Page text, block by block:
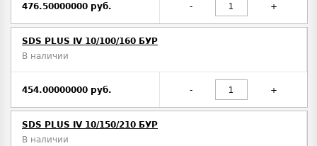
476.50000000 руб. - +
SDS PLUS IV 10/100/160 БУР
В наличии
454.00000000 руб. - +
SDS PLUS IV 10/150/210 БУР
В наличии